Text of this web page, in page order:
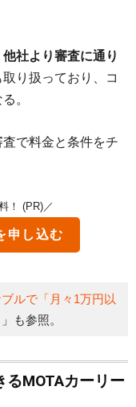
社より審査に通り
り扱っており、コ
。
で料金と条件をチ
！ (PR)／
申し込む
ルで「月々1万円以
」も参照。
MOTAカーリー